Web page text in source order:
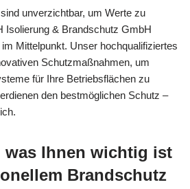
unverzichtbar, um Werte zu
Isolierung & Brandschutz GmbH
Mittelpunkt. Unser hochqualifiziertes
Schutzmaßnahmen, um
für Ihre Betriebsflächen zu
den bestmöglichen Schutz –
was Ihnen wichtig ist
Brandschutz